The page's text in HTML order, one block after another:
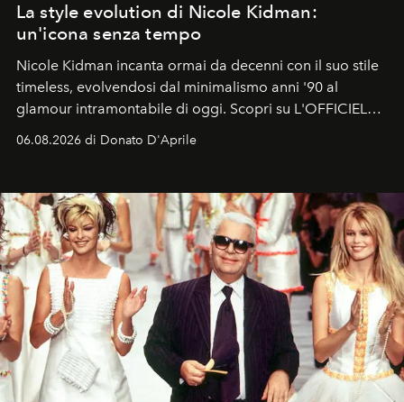
La style evolution di Nicole Kidman:
un'icona senza tempo
Nicole Kidman incanta ormai da decenni con il suo stile
timeless, evolvendosi dal minimalismo anni '90 al
glamour intramontabile di oggi. Scopri su L'OFFICIEL
Italia la sua style evolution.
06.08.2026 di Donato D'Aprile